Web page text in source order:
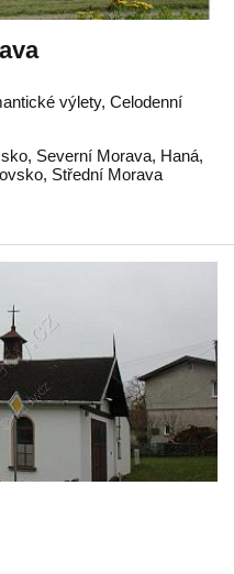
výlety, Celodenní
, Severní Morava, Haná,
, Střední Morava